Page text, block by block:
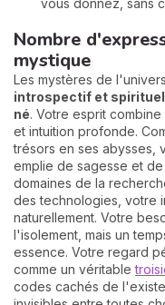
vous donnez, sans
Nombre
mystique
Les mystères de
introspectif et
né. Votre esprit
et intuition profonde.
trésors en ses abysses,
emplie de sagesse et
domaines de la
des technologies, votre
naturellement. Votre
l'isolement, mais un
essence. Votre regard
comme un véritable
codes cachés de